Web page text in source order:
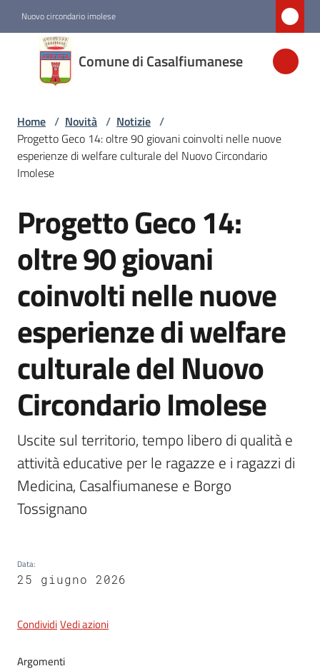
Nuovo circondario imolese
Comune di Casalfiumanese
Comune di
Casalfiumanese
Amministrazione
Novità
Servizi
Vivere
Casalfiumanese
5x1000
Servizi
line
Tutti
gli
argomenti
Home / Novità / Notizie /
Progetto Geco 14: oltre 90 giovani coinvolti nelle nuove
esperienze di welfare culturale del Nuovo Circondario
Imolese
Salta al contenuto
Progetto Geco 14:
oltre 90 giovani
coinvolti nelle nuove
esperienze di welfare
culturale del Nuovo
Circondario Imolese
Uscite sul territorio, tempo libero di qualità e
attività educative per le ragazze e i ragazzi di
Medicina, Casalfiumanese e Borgo
Tossignano
Data:
25 giugno 2026
CondividiVedi azioni
Argomenti